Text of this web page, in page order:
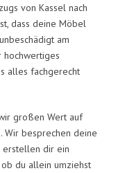
von Kassel nach
dass deine Möbel
am
hochwertiges
alles fachgerecht
großen Wert auf
Wir besprechen deine
erstellen dir ein
du allein umziehst